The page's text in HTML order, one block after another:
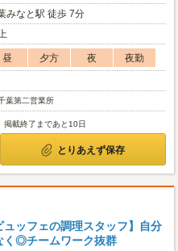
みなと駅 徒歩 7分
昼 夕方 夜
夜勤
葉第二営業所
掲載終了まであと10日
とりあえず保存
ュッフェの調理スタッフ】自分
く◎チームワーク抜群